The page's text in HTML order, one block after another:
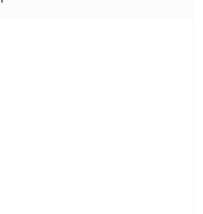
je 5 z 5 hvězdiček.
je 5 z 5 hvězdiček.